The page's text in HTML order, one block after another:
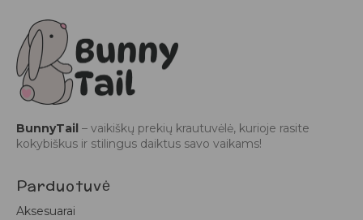
BunnyTail – vaikiškų prekių krautuvėlė, kurioje rasite
kokybiškus ir stilingus daiktus savo vaikams!
Parduotuvė
Aksesuarai